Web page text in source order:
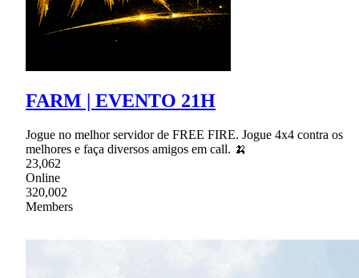
FARM | EVENTO 21H
Jogue no melhor servidor de FREE FIRE. Jogue 4x4 contra os
melhores e faça diversos amigos em call. 🍌
23,062
Online
320,002
Members